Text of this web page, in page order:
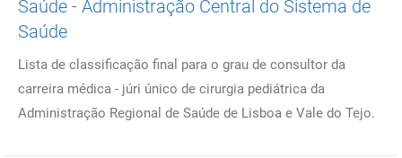
Saúde - Administração Central do Sistema de
Saúde
Lista de classificação final para o grau de consultor da
carreira médica - júri único de cirurgia pediátrica da
Administração Regional de Saúde de Lisboa e Vale do Tejo.